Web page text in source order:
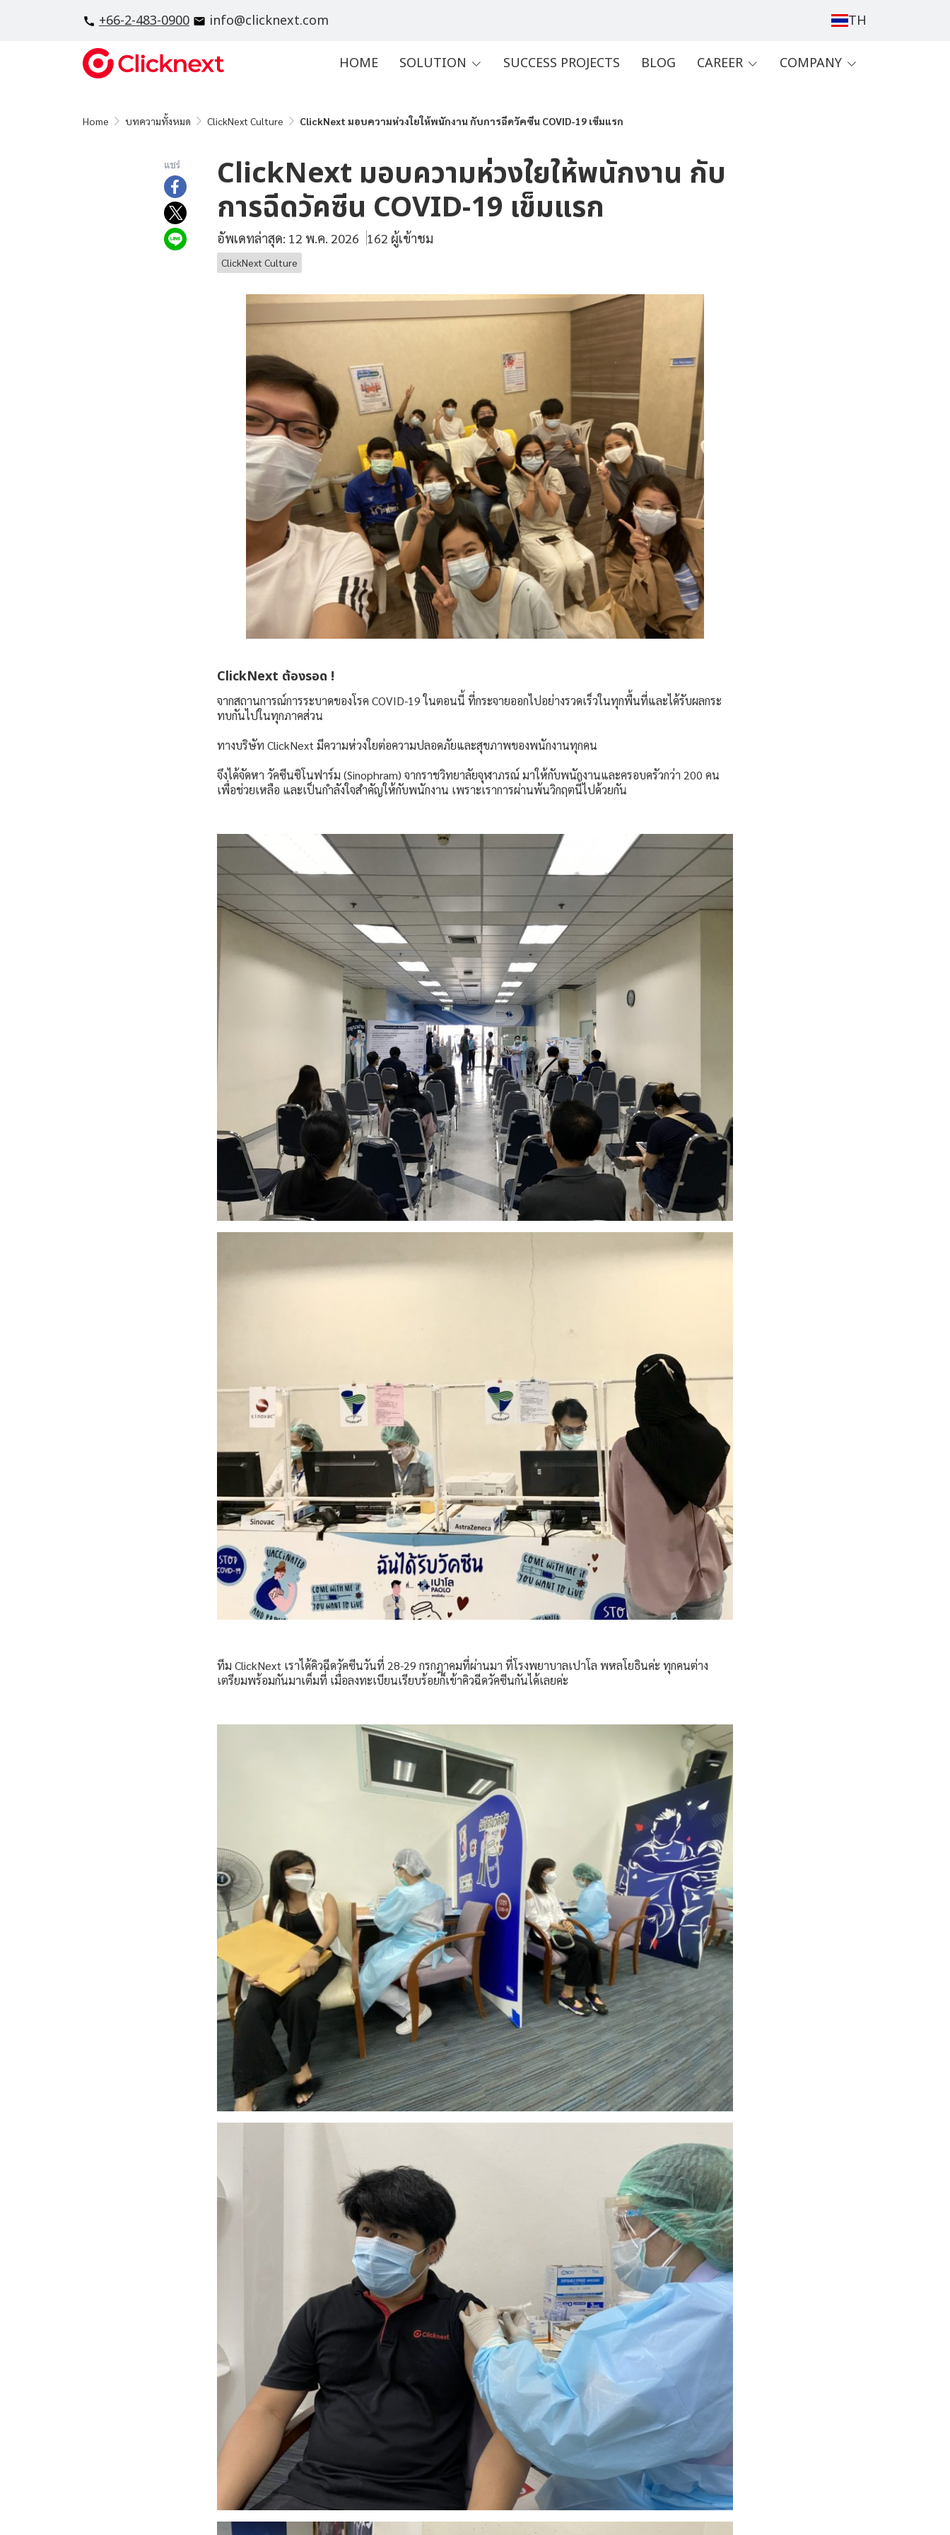
+66-2-483-0900 info@clicknext.com TH
HOME SOLUTION SUCCESS PROJECTS BLOG CAREER COMPANY
Home บทความทั้งหมด ClickNext Culture ClickNext มอบความห่วงใยให้พนักงาน กับการฉีดวัคซีน COVID-19 เข็มแรก
แชร์
ClickNext มอบความห่วงใยให้พนักงาน กับ
การฉีดวัคซีน COVID-19 เข็มแรก
อัพเดทล่าสุด: 12 พ.ค. 2026 162 ผู้เข้าชม
ClickNext Culture
ClickNext ต้องรอด !
จากสถานการณ์การระบาดของโรค COVID-19 ในตอนนี้ ที่กระจายออกไปอย่างรวดเร็วในทุกพื้นที่และได้รับผลกระ
ทบกันไปในทุกภาคส่วน
ทางบริษัท ClickNext มีความห่วงใยต่อความปลอดภัยและสุขภาพของพนักงานทุกคน
จึงได้จัดหา วัคซีนซิโนฟาร์ม (Sinophram) จากราชวิทยาลัยจุฬาภรณ์ มาให้กับพนักงานและครอบครัวกว่า 200 คน
เพื่อช่วยเหลือ และเป็นกำลังใจสำคัญให้กับพนักงาน เพราะเราการผ่านพ้นวิกฤตนี้ไปด้วยกัน
ทีม ClickNext เราได้คิวฉีดวัคซีนวันที่ 28-29 กรกฎาคมที่ผ่านมา ที่โรงพยาบาลเปาโล พหลโยธินค่ะ ทุกคนต่าง
เตรียมพร้อมกันมาเต็มที่ เมื่อลงทะเบียนเรียบร้อยก็เข้าคิวฉีดวัคซีนกันได้เลยค่ะ